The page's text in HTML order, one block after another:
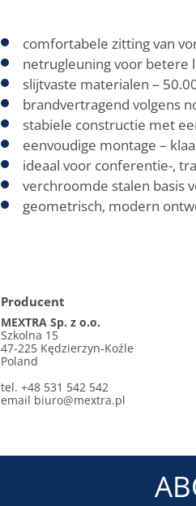
comfortabele zitting van
netrugleuning voor betere
slijtvaste materialen –
brandvertragend volgens
stabiele constructie met
eenvoudige montage –
ideaal voor conferentie-,
verchroomde stalen basis
geometrisch, modern
Producent
MEXTRA Sp. z o.o.
Szkolna 15
47-225 Kędzierzyn-Koźle
Poland
tel. +48 531 542 542
email biuro@mextra.pl